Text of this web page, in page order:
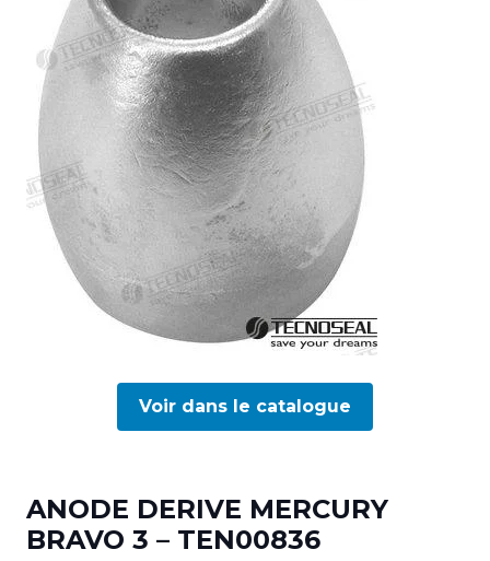
Voir dans le catalogue
ANODE DERIVE MERCURY
BRAVO 3 – TEN00836